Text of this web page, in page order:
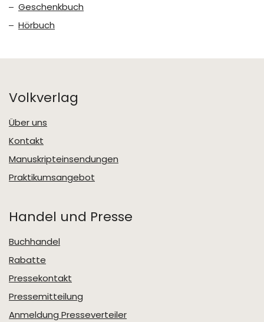
Geschenkbuch
Hörbuch
Volkverlag
Über uns
Kontakt
Manuskripteinsendungen
Praktikumsangebot
Handel und Presse
Buchhandel
Rabatte
Pressekontakt
Pressemitteilung
Anmeldung Presseverteiler